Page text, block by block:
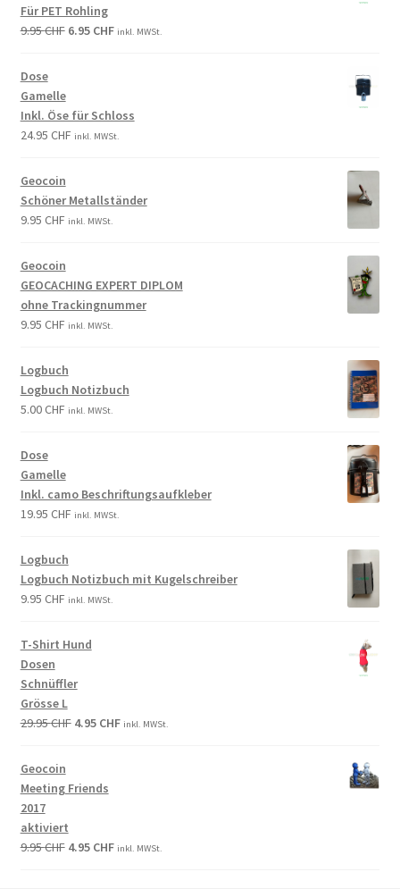
Für PET Rohling
9.95CHF 6.95 CHF inkl. MWSt.
Dose
Gamelle
Inkl. Öse für Schloss
24.95 CHF inkl. MWSt.
Geocoin
Schöner Metallständer
9.95 CHF inkl. MWSt.
Geocoin
GEOCACHING EXPERT DIPLOM
ohne Trackingnummer
9.95 CHF inkl. MWSt.
Logbuch
Logbuch Notizbuch
5.00CHF inkl. MWSt.
Dose
Gamelle
Inkl. camo Beschriftungsaufkleber
19.95 CHF inkl. MWSt.
Logbuch
Logbuch Notizbuch mit Kugelschreiber
9.95 CHF inkl. MWSt.
T-Shirt Hund
Dosen
Schnüffler
Grösse L
29.95CHF 4.95 CHF inkl. MWSt.
Geocoin
Meeting Friends
2017
aktiviert
9.95CHF 4.95 CHF inkl. MWSt.